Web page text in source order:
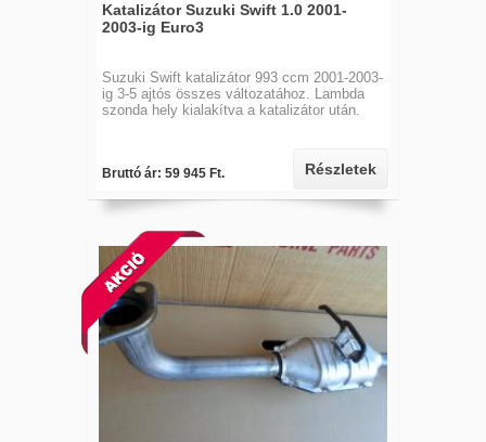
Katalizátor Suzuki Swift 1.0 2001-
2003-ig Euro3
Suzuki Swift katalizátor 993 ccm 2001-2003-
ig 3-5 ajtós összes változatához. Lambda
szonda hely kialakítva a katalizátor után.
Bruttó ár: 59 945 Ft. Részletek